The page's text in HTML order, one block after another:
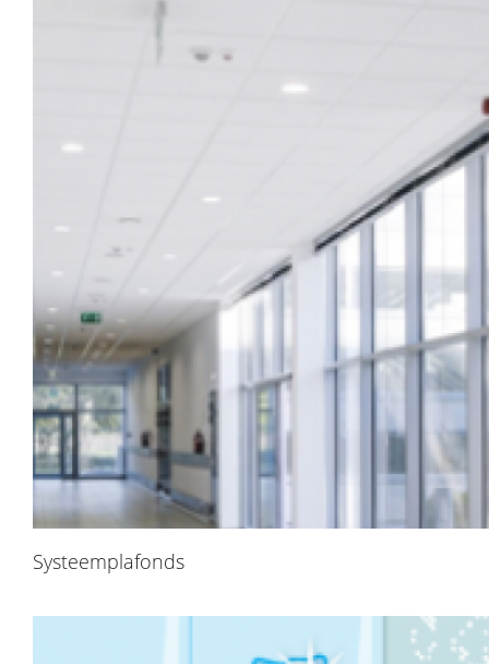
Systeemplafonds